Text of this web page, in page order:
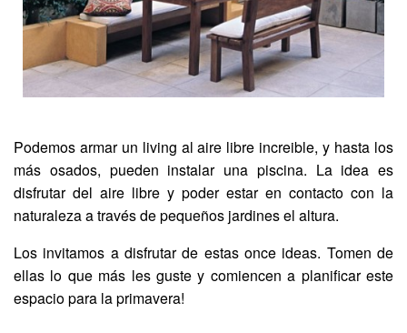
Podemos armar un living al aire libre increible, y hasta los
más osados, pueden instalar una piscina. La idea es
disfrutar del aire libre y poder estar en contacto con la
naturaleza a través de pequeños jardines el altura.
Los invitamos a disfrutar de estas once ideas. Tomen de
ellas lo que más les guste y comiencen a planificar este
espacio para la primavera!